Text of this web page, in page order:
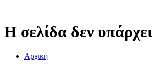
Η σελίδα δεν υπάρχει
Αρχική